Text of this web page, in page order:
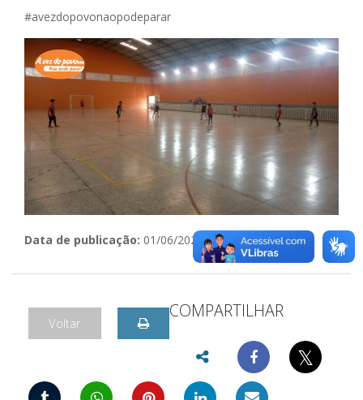
#avezdopovonaopodeparar
Data de publicação: 01/06/2023
Voltar
COMPARTILHAR
𝕏